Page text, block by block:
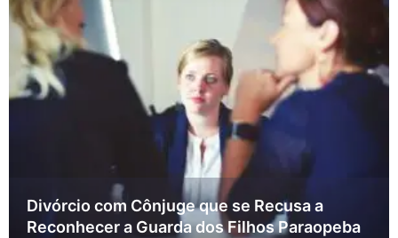
Divórcio com Cônjuge que se Recusa a
Reconhecer a Guarda dos Filhos Paraopeba